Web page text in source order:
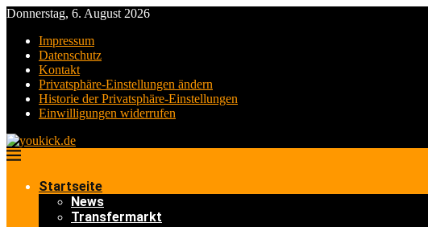
Donnerstag, 6. August 2026
Impressum
Datenschutz
Kontakt
Privatsphäre-Einstellungen ändern
Historie der Privatsphäre-Einstellungen
Einwilligungen widerrufen
Startseite
News
Transfermarkt